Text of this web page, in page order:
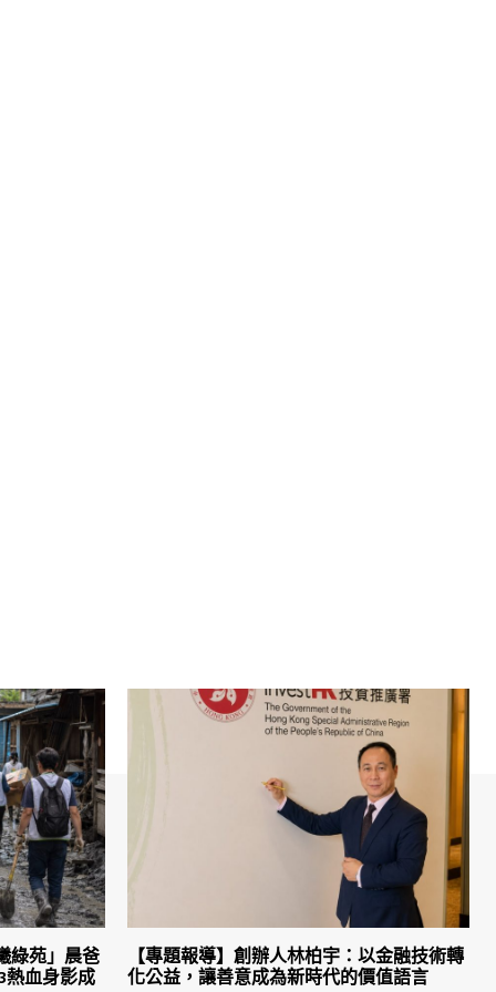
綠苑」晨爸
熱血身影成
【專題報導】創辦人林柏宇：以金融技術轉
化公益，讓善意成為新時代的價值語言